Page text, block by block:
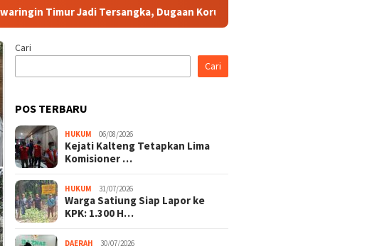
Jadi Tersangka, Dugaan Korupsi Dana Hibah Pilkada Rugikan Negara
Cari
Cari
POS TERBARU
HUKUM 06/08/2026
Kejati Kalteng Tetapkan Lima
Komisioner …
HUKUM 31/07/2026
Warga Satiung Siap Lapor ke
KPK: 1.300 H…
DAERAH 30/07/2026